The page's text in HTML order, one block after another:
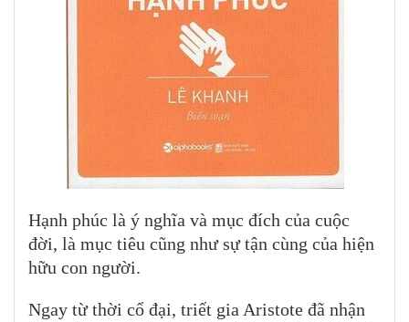
Hạnh phúc là ý nghĩa và mục đích của cuộc
đời, là mục tiêu cũng như sự tận cùng của hiện
hữu con người.
Ngay từ thời cổ đại, triết gia Aristote đã nhận